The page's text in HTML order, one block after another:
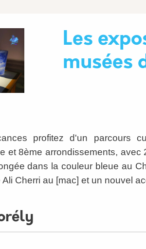
Les
musées
profitez d'un parcours
et 8ème arrondissements, avec
dans la couleur bleue au
Cherri au [mac] et un nouvel